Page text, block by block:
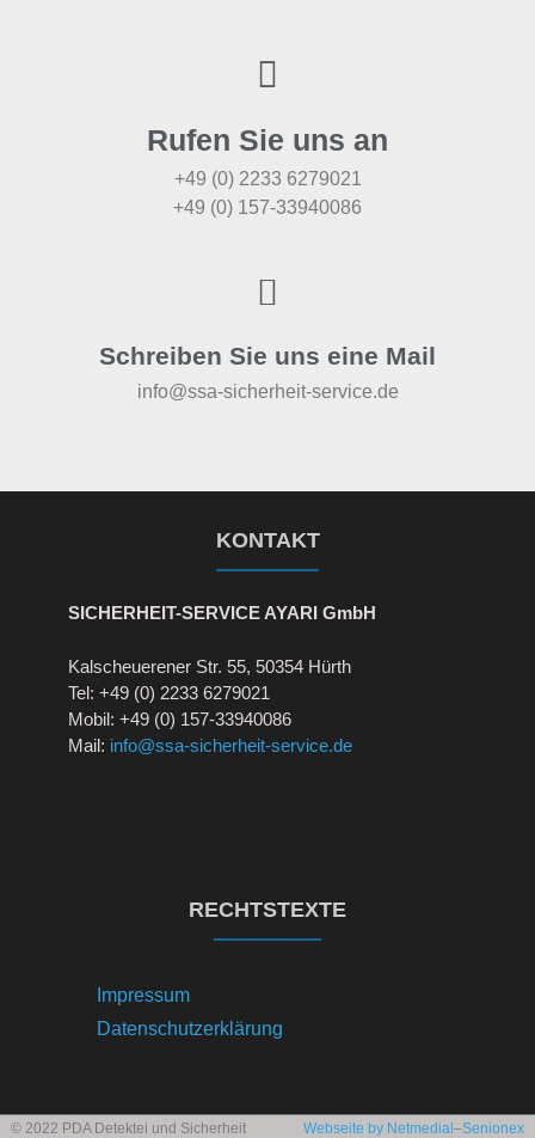
Rufen Sie uns an
+49 (0) 2233 6279021
+49 (0) 157-33940086
Schreiben Sie uns eine Mail
info@ssa-sicherheit-service.de
KONTAKT
SICHERHEIT-SERVICE AYARI GmbH
Kalscheuerener Str. 55, 50354 Hürth
Tel: +49 (0) 2233 6279021
Mobil: +49 (0) 157-33940086
Mail: info@ssa-sicherheit-service.de
RECHTSTEXTE
Impressum
Datenschutzerklärung
© 2022 PDA Detektei und Sicherheit Webseite by Netmedial–Senionex